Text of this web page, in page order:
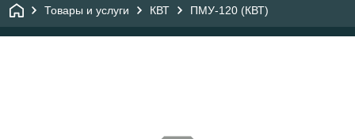
Товары и услуги КВТ ПМУ-120 (КВТ)